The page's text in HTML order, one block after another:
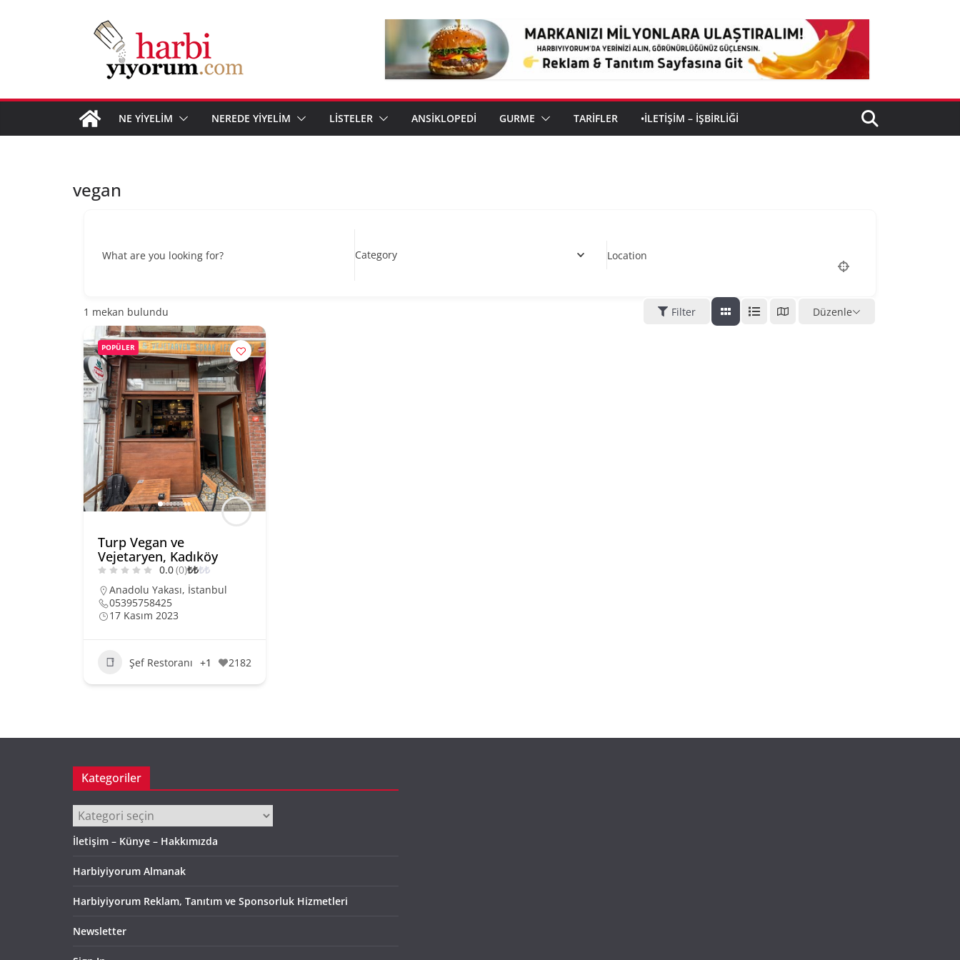
NE YİYELİM NEREDE YİYELİM LİSTELER ANSİKLOPEDİ GURME TARİFLER •İLETIŞIM – İŞBIRLIĞI
vegan
What are you looking for? Category Location
1 mekan bulundu Filter Düzenle
POPÜLER
Turp Vegan ve
Vejetaryen, Kadıköy
0.0(0)₺₺₺₺
Anadolu Yakası, İstanbul
05395758425
17 Kasım 2023
Şef Restoranı +1 2182
Kategoriler
Kategoriler
İletişim – Künye – Hakkımızda
Harbiyiyorum Almanak
Harbiyiyorum Reklam, Tanıtım ve Sponsorluk Hizmetleri
Newsletter